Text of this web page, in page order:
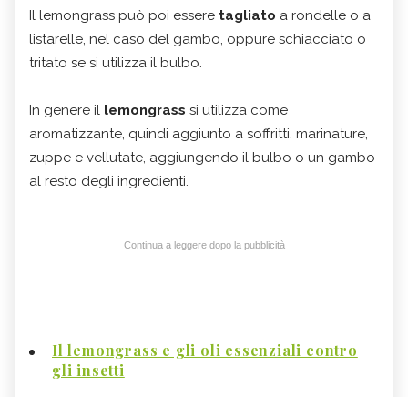
Il lemongrass può poi essere tagliato a rondelle o a
listarelle, nel caso del gambo, oppure schiacciato o
tritato se si utilizza il bulbo.
In genere il lemongrass si utilizza come
aromatizzante, quindi aggiunto a soffritti, marinature,
zuppe e vellutate, aggiungendo il bulbo o un gambo
al resto degli ingredienti.
Continua a leggere dopo la pubblicità
Il lemongrass e gli oli essenziali contro
gli insetti